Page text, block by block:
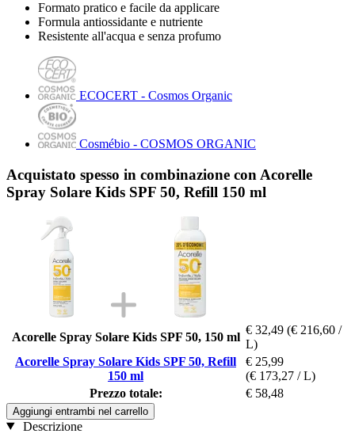
Formato pratico e facile da applicare
Formula antiossidante e nutriente
Resistente all'acqua e senza profumo
ECOCERT - Cosmos Organic
Cosmébio - COSMOS ORGANIC
Acquistato spesso in combinazione con Acorelle
Spray Solare Kids SPF 50, Refill 150 ml
Acorelle Spray Solare Kids SPF 50, 150 ml
€ 32,49 (€ 216,60 /
L)
Acorelle Spray Solare Kids SPF 50, Refill
150 ml
€ 25,99
(€ 173,27 / L)
Prezzo totale:
€ 58,48
Aggiungi entrambi nel carrello
Descrizione